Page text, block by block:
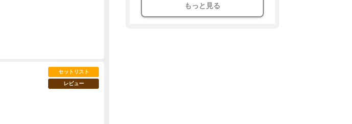
セットリスト
レビュー
もっと見る